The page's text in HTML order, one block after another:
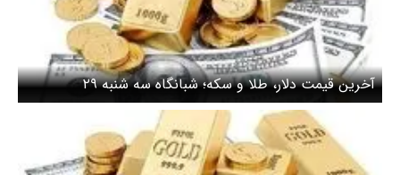
آخرین قیمت دلار، طلا و سکه؛ شبانگاه سه شنبه ۲۹
اردیبهشت ۱۴۰۵/ طلا به کاهش قیمت ادامه داد!